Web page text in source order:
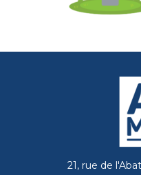
21, rue de